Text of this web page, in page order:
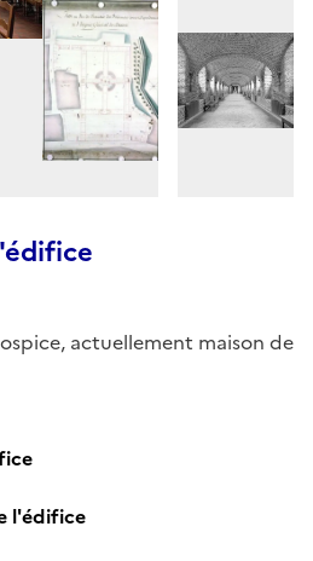
actuellement maison de
l'édifice